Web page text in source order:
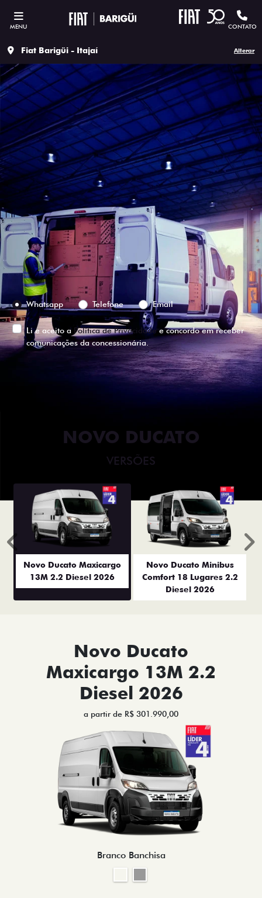
MENU CONTATO
Fiat Barigüi - Itajaí Alterar
ESTOU INTERESSADO
Versão escolhida
Preferência de contato:
Whatsapp
Telefone Email
Li e aceito a Política de Privacidadee concordo em receber
comunicações da concessionária.
ENTRAR EM CONTATO
NOVO DUCATO
VERSÕES
Novo Ducato Maxicargo
13M 2.2 Diesel 2026
Novo Ducato Minibus
Comfort 18 Lugares 2.2
Diesel 2026
Anterior
Novo Ducato
Maxicargo 13M 2.2
Diesel 2026
a partir de R$ 301.990,00
Branco Banchisa